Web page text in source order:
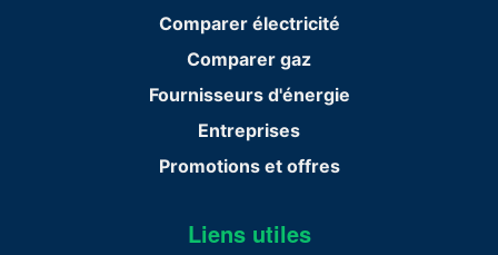
Comparer électricité
Comparer gaz
Fournisseurs d'énergie
Entreprises
Promotions et offres
Liens utiles